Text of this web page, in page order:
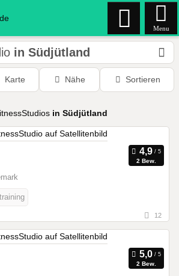
Menu
in Südjütland
Karte Nähe Sortieren
in Südjütland
2 Bew.
12
2 Bew.